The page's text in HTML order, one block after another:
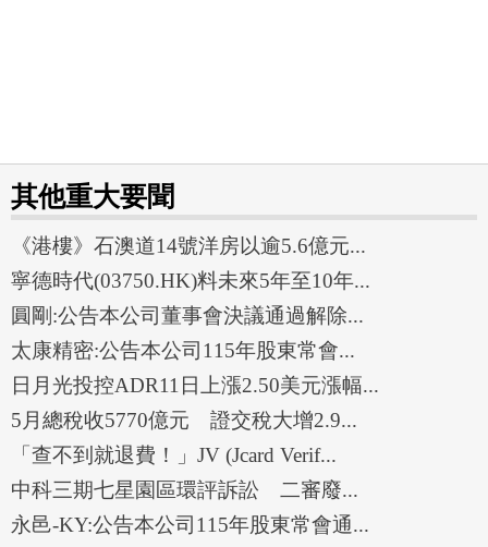
其他重大要聞
《港樓》石澳道14號洋房以逾5.6億元...
寧德時代(03750.HK)料未來5年至10年...
圓剛:公告本公司董事會決議通過解除...
太康精密:公告本公司115年股東常會...
日月光投控ADR11日上漲2.50美元漲幅...
5月總稅收5770億元 證交稅大增2.9...
「查不到就退費！」JV (Jcard Verif...
中科三期七星園區環評訴訟 二審廢...
永邑-KY:公告本公司115年股東常會通...